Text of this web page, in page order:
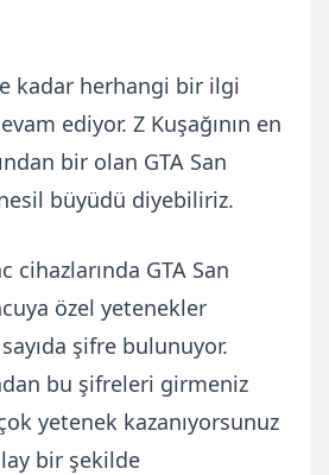
kadar herhangi bir ilgi
ediyor. Z Kuşağının en
bir olan GTA San
büyüdü diyebiliriz.
cihazlarında GTA San
özel yetenekler
şifre bulunuyor.
bu şifreleri girmeniz
yetenek kazanıyorsunuz
bir şekilde